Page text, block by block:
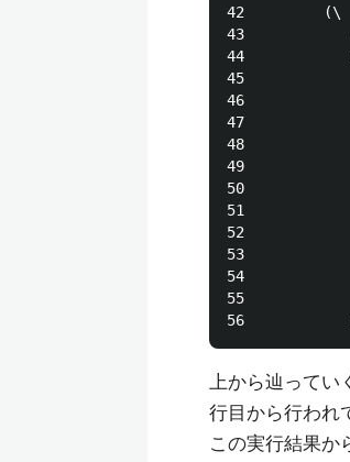
42         (\
43
44            $
45
46
47
48
49
50               {
51
52
53
54
55
上から辿ってい
行目から行われ
この実行結果か